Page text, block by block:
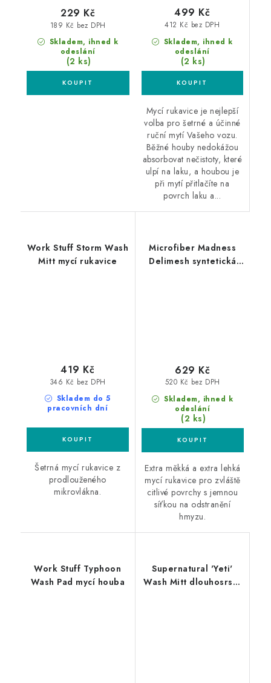
Skladem, ihned k
odeslání
(2 ks)
189 Kč bez DPH
229 Kč
Skladem, ihned k
odeslání
(2 ks)
412 Kč bez DPH
499 Kč
Mycí rukavice je nejlepší
volba pro šetrné a účinné
ruční mytí Vašeho vozu.
Běžné houby nedokážou
absorbovat nečistoty, které
ulpí na laku, a houbou je
při mytí přitlačíte na
povrch laku a...
Work Stuff Storm Wash
Mitt mycí rukavice
Skladem do 5
pracovních dní
346 Kč bez DPH
419 Kč
Šetrná mycí rukavice z
prodlouženého
mikrovlákna.
Microfiber Madness
Delimesh syntetická
Skladem, ihned k
odeslání
(2 ks)
520 Kč bez DPH
629 Kč
Extra měkká a extra lehká
mycí rukavice pro zvláště
citlivé povrchy s jemnou
síťkou na odstranění
hmyzu.
Work Stuff Typhoon
Wash Pad mycí houba
Supernatural 'Yeti'
Wash Mitt dlouhosrstá